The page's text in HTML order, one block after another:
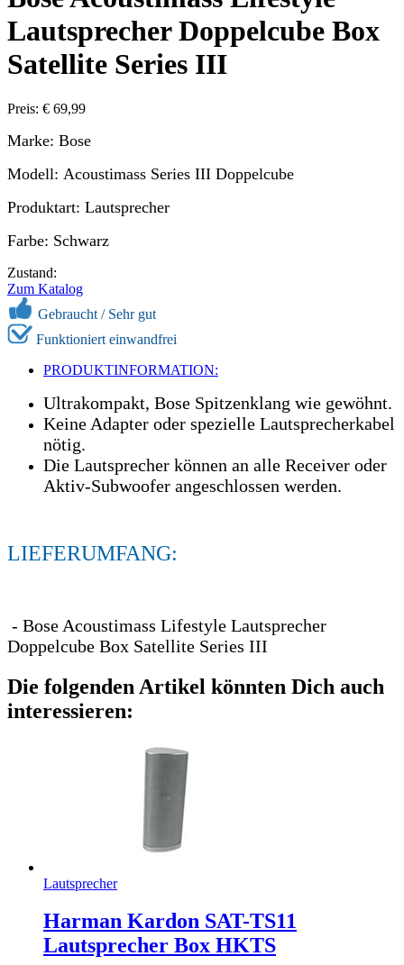
Lautsprecher Doppelcube Box
Satellite Series III
Preis: € 69,99
Marke: Bose
Modell: Acoustimass Series III Doppelcube
Produktart: Lautsprecher
Farbe: Schwarz
Zustand:
Zum Katalog
Gebraucht / Sehr gut
Funktioniert einwandfrei
PRODUKTINFORMATION:
Ultrakompakt, Bose Spitzenklang wie gewöhnt.
Keine Adapter oder spezielle Lautsprecherkabel
nötig.
Die Lautsprecher können an alle Receiver oder
Aktiv-Subwoofer angeschlossen werden.
LIEFERUMFANG:
- Bose Acoustimass Lifestyle Lautsprecher
Doppelcube Box Satellite Series III
Die folgenden Artikel könnten Dich auch
interessieren:
Lautsprecher
Harman Kardon SAT-TS11
Lautsprecher Box HKTS